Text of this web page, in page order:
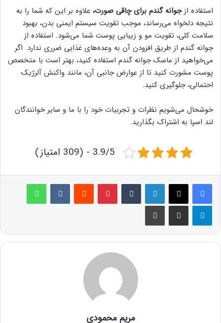
استفاده ازجوانه گندم برای چاقی صورت، علاوه بر این که شما را به
نتیجه دلخواه می‌رساند، موجب تقویت سیستم ایمنی بدن، بهبود
سلامت کلی، تقویت مو و زیبایی پوست شما می‌شود. استفاده از
جوانه گندم از طریق افزودن آن به وعده‌های غذایی ضرری ندارد. اگر
می‌خواهید از ماسک جوانه گندم استفاده کنید، بهتر است با متخصص
پوست مشورت کنید تا از عوارض جانبی آن، مانند واکنش آلرژیک
احتمالی، جلوگیری کنید.
خوشحال می‌شویم نظرات و تجربیات خود را با ما و سایر خوانندگان
لند اسپا به اشتراک بگذارید.
3.9/5 - (309 امتیاز)
لینکدین ‫تامبلر پینترست‫رددیت ‫VKontakteواتس آپ
تلگرام اشتراک گذاری از طریق ایمیل چاپ
مریم محمودی